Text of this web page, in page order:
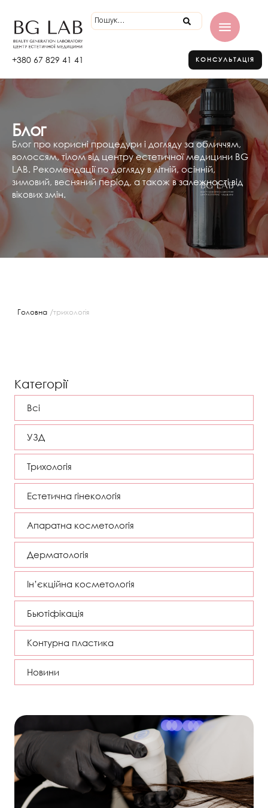
+380 67 829 41 41 КОНСУЛЬТАЦІЯ
Блог
Блог про корисні процедури і догляду за обличчям,
волоссям, тілом від центру естетичної медицини BG
LAB. Рекомендації по догляду в літній, осінній,
зимовий, весняний період, а також в залежності від
вікових змін.
Головна /трихологія
Категорії
Всі
УЗД
Трихологія
Естетична гінекологія
Апаратна косметологія
Дерматологія
Ін’єкційна косметологія
Бьютіфікація
Контурна пластика
Новини